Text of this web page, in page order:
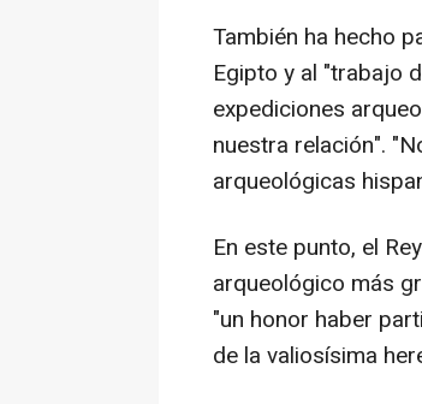
También ha hecho
Egipto y al "trabajo
expediciones
nuestra relación".
arqueológicas
En este punto, el
arqueológico más
"un honor haber
de la valiosísima